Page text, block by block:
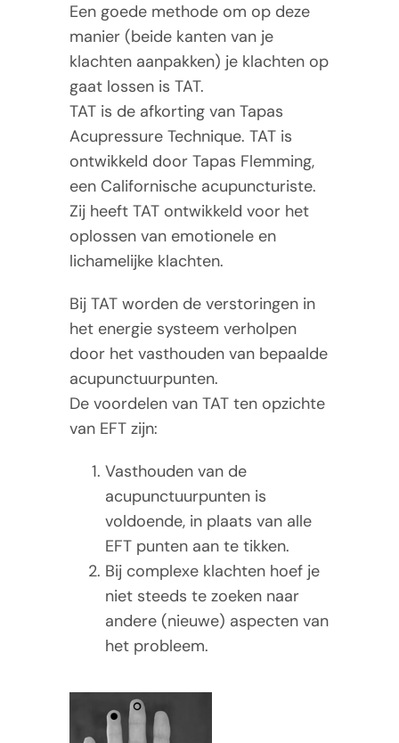
Een goede methode om op deze
manier (beide kanten van je
klachten aanpakken) je klachten op
gaat lossen is TAT.
TAT is de afkorting van Tapas
Acupressure Technique. TAT is
ontwikkeld door Tapas Flemming,
een Californische acupuncturiste.
Zij heeft TAT ontwikkeld voor het
oplossen van emotionele en
lichamelijke klachten.
Bij TAT worden de verstoringen in
het energie systeem verholpen
door het vasthouden van bepaalde
acupunctuurpunten.
De voordelen van TAT ten opzichte
van EFT zijn:
Vasthouden van de
acupunctuurpunten is
voldoende, in plaats van alle
EFT punten aan te tikken.
Bij complexe klachten hoef je
niet steeds te zoeken naar
andere (nieuwe) aspecten van
het probleem.